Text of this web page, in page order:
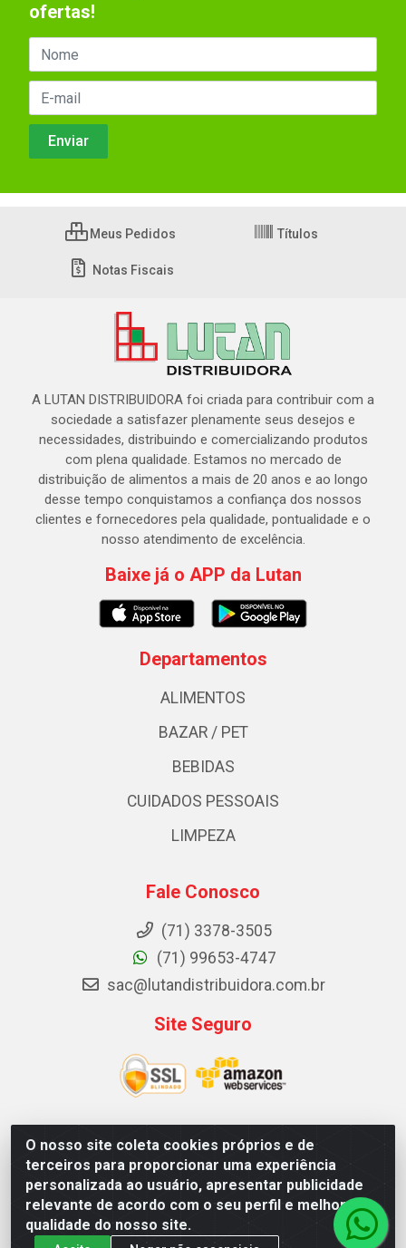
O nosso site coleta cookies próprios e de
terceiros para proporcionar uma experiência
personalizada ao usuário, apresentar publicidade
relevante de acordo com o seu perfil e melhorar a
qualidade do nosso site.
ofertas!
Meus Pedidos Títulos
Notas Fiscais
A LUTAN DISTRIBUIDORA foi criada para contribuir com a
sociedade a satisfazer plenamente seus desejos e
necessidades, distribuindo e comercializando produtos
com plena qualidade. Estamos no mercado de
distribuição de alimentos a mais de 20 anos e ao longo
desse tempo conquistamos a confiança dos nossos
clientes e fornecedores pela qualidade, pontualidade e o
nosso atendimento de excelência.
Baixe já o APP da Lutan
Departamentos
ALIMENTOS
BAZAR / PET
BEBIDAS
CUIDADOS PESSOAIS
LIMPEZA
Fale Conosco
(71) 3378-3505
(71) 99653-4747
sac@lutandistribuidora.com.br
Site Seguro
Lutan Distribuidora - Rua Dr. Gerino Souza Filho, 1525 -
Itinga - Lauro de Freitas / BA - CEP 42700-000 - CNPJ
05.156.713/0001-62